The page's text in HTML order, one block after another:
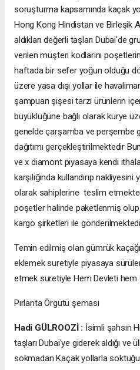
soruşturma kapsamında kaçak
Hong Kong Hindistan ve Birleşik
aldıkları değerli taşları Dubai'de
verilen müşteri kodlarını
haftada bir sefer yoğun olduğu
üzere yasa dışı yollar ile
şampuan şişesi tarzı ürünlerin
büyüklüğüne bağlı olarak kurye
genelde çarşamba ve perşembe
dağıtımı gerçekleştirilmektedir
ve x diamont piyasaya kendi
karşılığında kullandırıp nakliyesini
olarak sahiplerine teslim
poşetler halinde paketlenmiş
kargo şirketleri ile
Temin edilmiş olan gümrük
eklemek suretiyle piyasaya
etmek suretiyle Hem Devleti hem
Pırlanta Örgütü şeması
Hadi GÜLROOZİ : İsimli şahsın
taşları Dubai'ye giderek aldığı ve
sokmadan Kaçak yollarla